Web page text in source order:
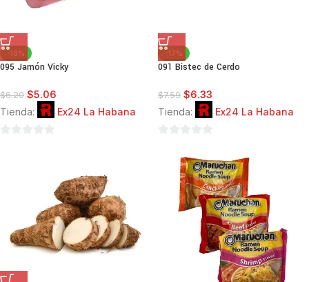
-18%
095 Jamón Vicky
$6.20 $5.06
Tienda:
Ex24 La Habana
-17%
091 Bistec de Cerdo
$7.59 $6.33
Tienda:
Ex24 La Habana